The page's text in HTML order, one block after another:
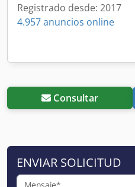
Registrado desde: 2017
4.957 anuncios online
Consultar
ENVIAR SOLICITUD